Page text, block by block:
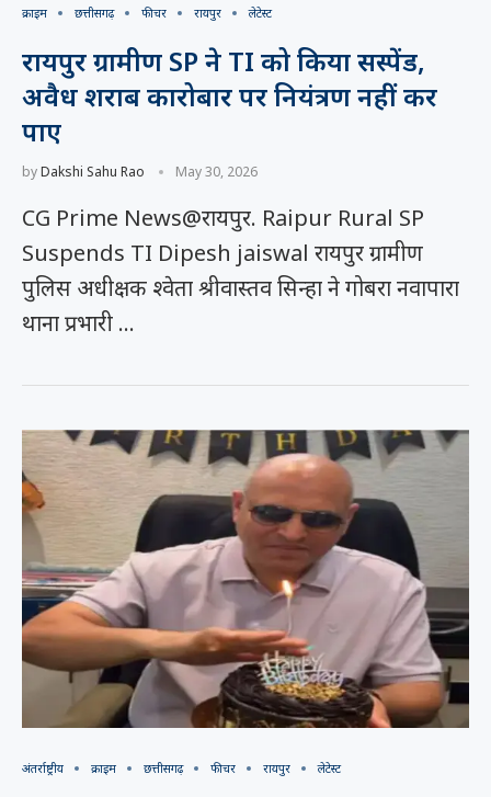
क्राइम छत्तीसगढ़ फीचर रायपुर लेटेस्ट
रायपुर ग्रामीण SP ने TI को किया सस्पेंड,
अवैध शराब कारोबार पर नियंत्रण नहीं कर
पाए
byDakshi Sahu Rao May 30, 2026
CG Prime News@रायपुर. Raipur Rural SP
Suspends TI Dipesh jaiswal रायपुर ग्रामीण
पुलिस अधीक्षक श्वेता श्रीवास्तव सिन्हा ने गोबरा नवापारा
थाना प्रभारी …
अंतर्राष्ट्रीय क्राइम छत्तीसगढ़ फीचर रायपुर लेटेस्ट